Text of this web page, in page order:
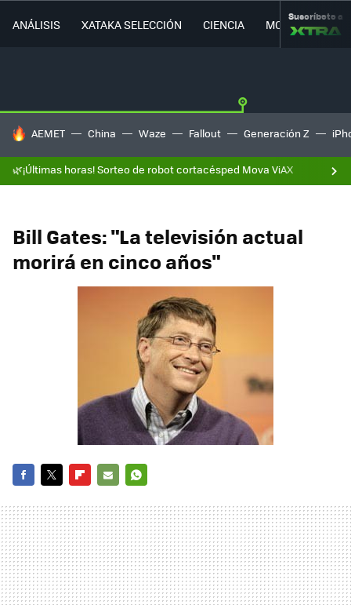
ANÁLISIS XATAKA SELECCIÓN CIENCIA MOVILIDAD
Suscríbete a
HOY SE HABLA DE
AEMET China Waze Fallout Generación Z
🌿¡Últimas horas! Sorteo de robot cortacésped Mova ViAX
Bill Gates: "La televisión actual
morirá en cinco años"
MAIL